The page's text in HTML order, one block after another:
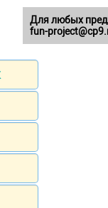
Для любых
fun-